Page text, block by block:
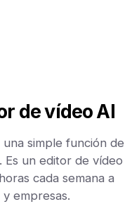
de vídeo AI
simple función de
Es un editor de vídeo
cada semana a
empresas.